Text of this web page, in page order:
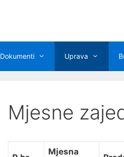
Dokumenti Uprava
Mjesne
Mjesna